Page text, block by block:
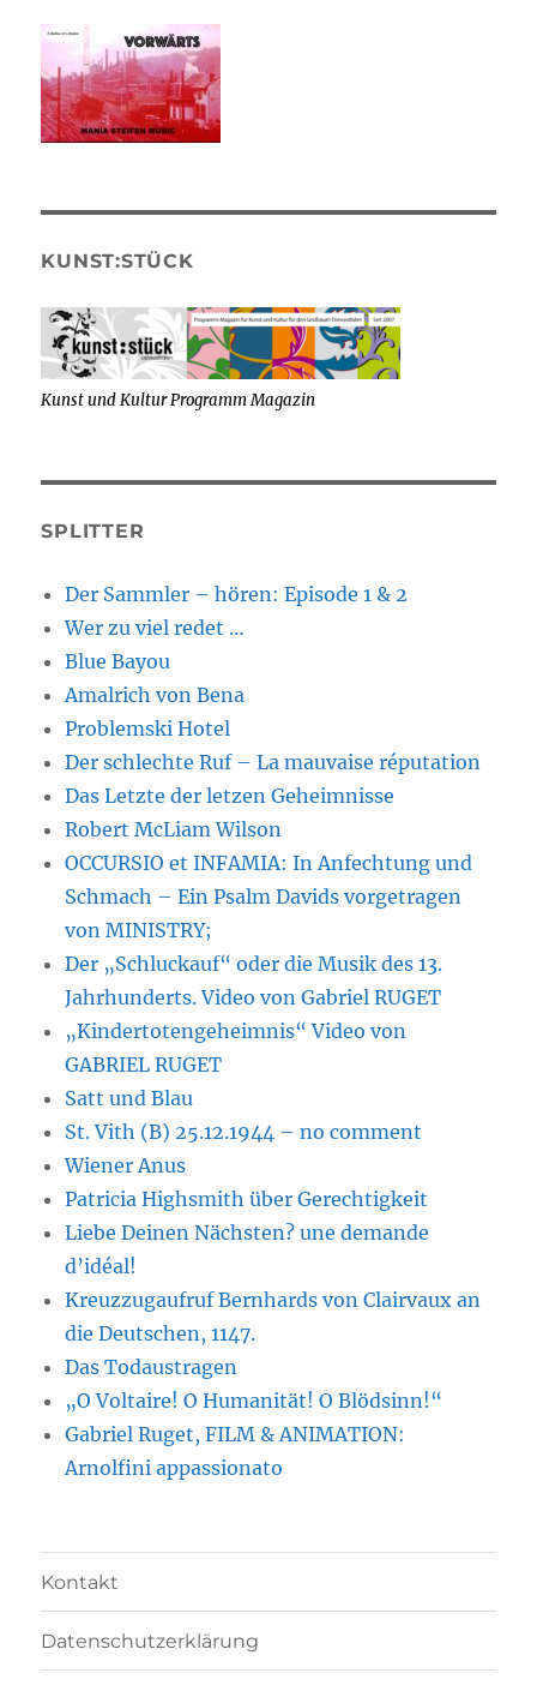
KUNST:STÜCK
Kunst und Kultur Programm Magazin
SPLITTER
Der Sammler – hören: Episode 1 & 2
Wer zu viel redet …
Blue Bayou
Amalrich von Bena
Problemski Hotel
Der schlechte Ruf – La mauvaise réputation
Das Letzte der letzen Geheimnisse
Robert McLiam Wilson
OCCURSIO et INFAMIA: In Anfechtung und
Schmach – Ein Psalm Davids vorgetragen
von MINISTRY;
Der „Schluckauf“ oder die Musik des 13.
Jahrhunderts. Video von Gabriel RUGET
„Kindertotengeheimnis“ Video von
GABRIEL RUGET
Satt und Blau
St. Vith (B) 25.12.1944 – no comment
Wiener Anus
Patricia Highsmith über Gerechtigkeit
Liebe Deinen Nächsten? une demande
d’idéal!
Kreuzzugaufruf Bernhards von Clairvaux an
die Deutschen, 1147.
Das Todaustragen
„O Voltaire! O Humanität! O Blödsinn!“
Gabriel Ruget, FILM & ANIMATION:
Arnolfini appassionato
Kontakt
Datenschutzerklärung